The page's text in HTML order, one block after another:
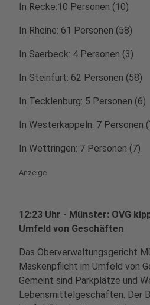
In Recke:10 Personen (10)
In Rheine: 61 Personen (58)
In Saerbeck: 4 Personen (3)
In Steinfurt: 62 Personen (58)
In Tecklenburg: 5 Personen (6)
In Westerkappeln: 7 Personen
In Wettringen: 7 Personen (7)
Anzeige
12:23 Uhr - Münster: OVG
Umfeld von Geschäften
Das Oberverwaltungsgericht
Maskenpflicht im Umfeld von
Gemeint sind Parkplätze und
Lebensmittelgeschäften. Der